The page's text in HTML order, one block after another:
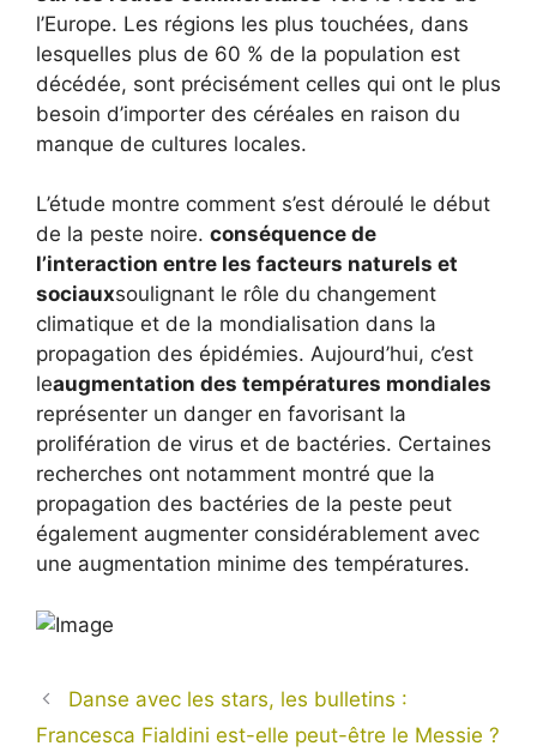
l’Europe. Les régions les plus touchées, dans
lesquelles plus de 60 % de la population est
décédée, sont précisément celles qui ont le plus
besoin d’importer des céréales en raison du
manque de cultures locales.
L’étude montre comment s’est déroulé le début
de la peste noire. conséquence de
l’interaction entre les facteurs naturels et
sociauxsoulignant le rôle du changement
climatique et de la mondialisation dans la
propagation des épidémies. Aujourd’hui, c’est
leaugmentation des températures mondiales
représenter un danger en favorisant la
prolifération de virus et de bactéries. Certaines
recherches ont notamment montré que la
propagation des bactéries de la peste peut
également augmenter considérablement avec
une augmentation minime des températures.
Danse avec les stars, les bulletins :
Francesca Fialdini est-elle peut-être le Messie ?